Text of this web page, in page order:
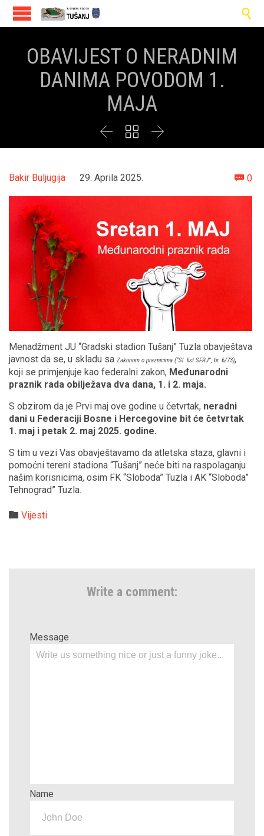

OBAVIJEST O NERADNIM
DANIMA POVODOM 1.
MAJA
  
Bakir Buljugija 29. Aprila 2025.  0
Menadžment JU “Gradski stadion Tušanj” Tuzla obavještava
javnost da se, u skladu sa Zakonom o praznicima (“Sl. list SFRJ”, br. 6/73),
koji se primjenjuje kao federalni zakon, Međunarodni
praznik rada obilježava dva dana, 1. i 2. maja.
S obzirom da je Prvi maj ove godine u četvrtak, neradni
dani u Federaciji Bosne i Hercegovine bit će četvrtak
1. maj i petak 2. maj 2025. godine.
S tim u vezi Vas obavještavamo da atletska staza, glavni i
pomoćni tereni stadiona “Tušanj” neće biti na raspolaganju
našim korisnicima, osim FK “Sloboda” Tuzla i AK “Sloboda”
Tehnograd” Tuzla.
 Category
Vijesti
Write a comment:
Message
Name